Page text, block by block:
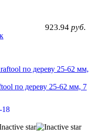
923.94 руб.
по дереву 25-62 мм, 7
18